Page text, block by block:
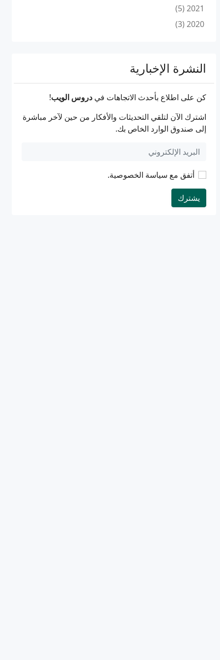
2021 (5)
2020 (3)
النشرة الإخبارية
كن على اطلاع بأحدث الاتجاهات في دروس الويب!
اشترك الآن لتلقي التحديثات والأفكار من حين لآخر مباشرة
إلى صندوق الوارد الخاص بك.
أتفق مع سياسة الخصوصية.
يشترك